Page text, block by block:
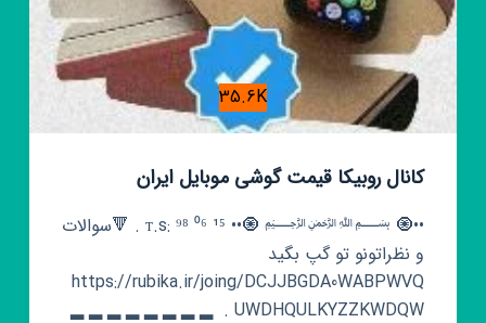
35.6K
کانال روبیکا قیمت گوشی موبایل‌ ایران‌
••🧿 ﷽ 🧿•• ᴛ.s: ⁹⁸ ⁰⁶ ¹⁵ ‌. 🔻سوالات‌
و ‌نظراتونو تو گپ بگید
https://rubika.ir/joing/DCJJBGDA0WABPWVQ
UWDHQULKYZZKWDQW . ‌ ▂ ▂ ▂ ▂ ▂ ▂ ▂ ▂